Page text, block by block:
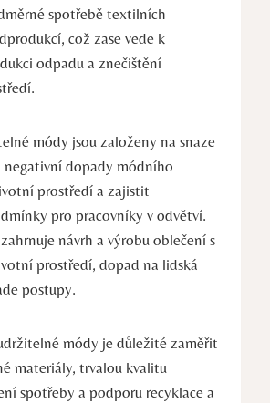
spotřebě textilních
což zase vede k
odpadu a znečištění
módy jsou založeny na snaze
dopady módního
prostředí a zajistit
pro pracovníky v odvětví.
návrh a výrobu oblečení s
prostředí, dopad na lidská
postupy.
módy je důležité zaměřit
materiály, trvalou kvalitu
spotřeby a podporu recyklace a